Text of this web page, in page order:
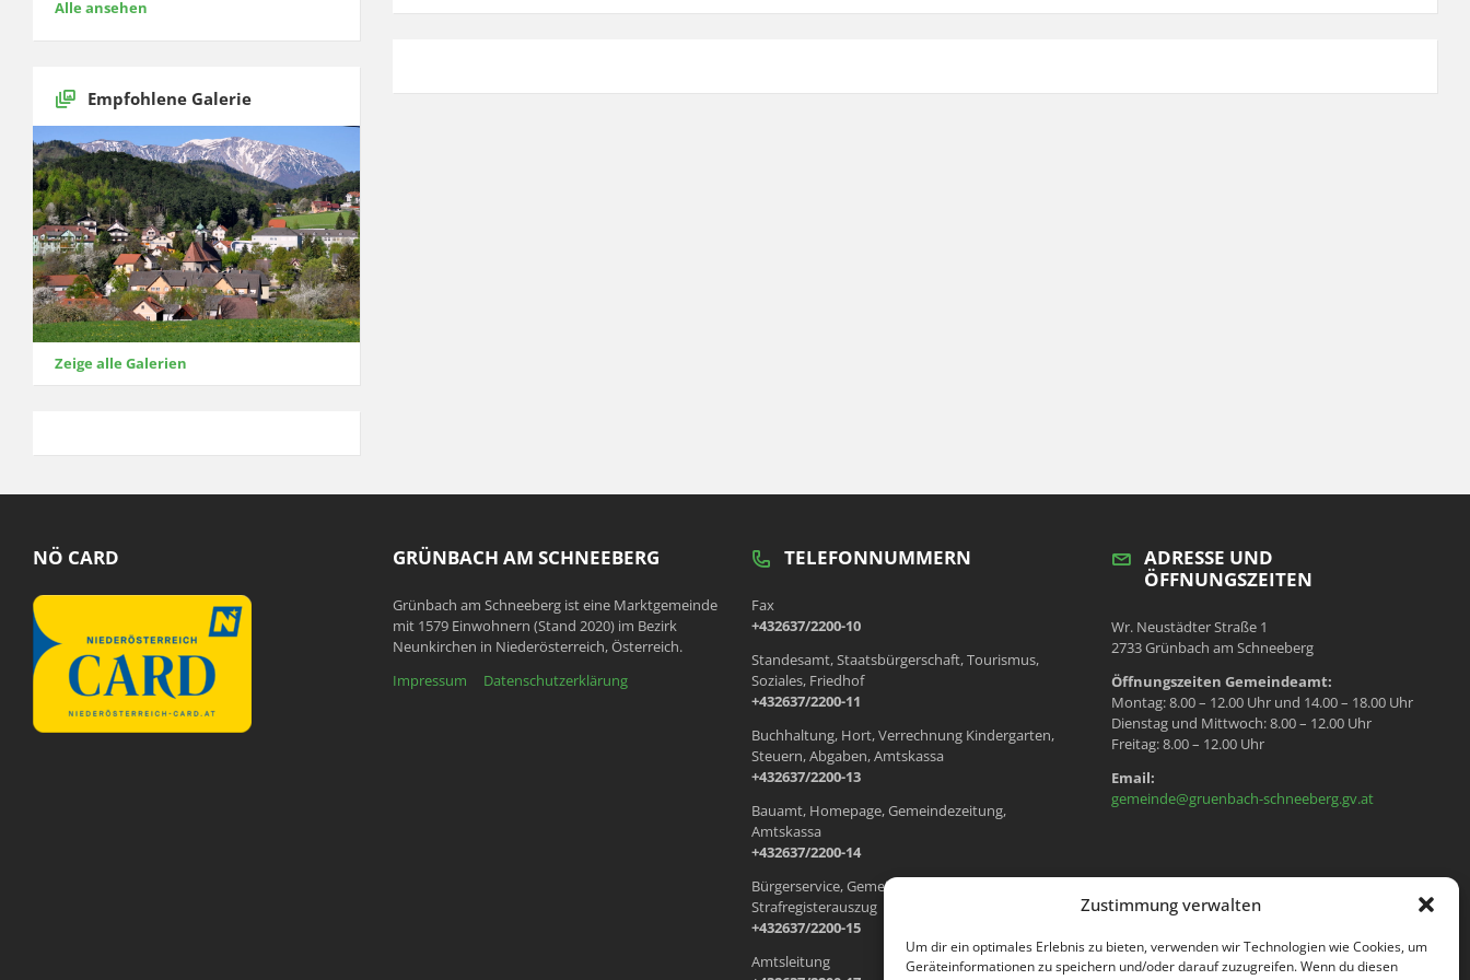
Zustimmung verwalten
Um dir ein optimales Erlebnis zu bieten, verwenden wir Technologien wie Cookies, um
Geräteinformationen zu speichern und/oder darauf zuzugreifen. Wenn du diesen
Alle ansehen
Empfohlene Galerie
Zeige alle Galerien
NÖ CARD GRÜNBACH AM SCHNEEBERG
Grünbach am Schneeberg ist eine Marktgemeinde
mit 1579 Einwohnern (Stand 2020) im Bezirk
Neunkirchen in Niederösterreich, Österreich.
Impressum
Datenschutzerklärung
TELEFONNUMMERN
Fax
+432637/2200-10
Standesamt, Staatsbürgerschaft, Tourismus,
Soziales, Friedhof
+432637/2200-11
Buchhaltung, Hort, Verrechnung Kindergarten,
Steuern, Abgaben, Amtskassa
+432637/2200-13
Bauamt, Homepage, Gemeindezeitung,
Amtskassa
+432637/2200-14
Bürgerservice, Gemeindewohnungen, Meldeamt,
Strafregisterauszug
+432637/2200-15
Amtsleitung
ADRESSE UND
ÖFFNUNGSZEITEN
Wr. Neustädter Straße 1
2733 Grünbach am Schneeberg
Öffnungszeiten Gemeindeamt:
Montag: 8.00 – 12.00 Uhr und 14.00 – 18.00 Uhr
Dienstag und Mittwoch: 8.00 – 12.00 Uhr
Freitag: 8.00 – 12.00 Uhr
Email:
gemeinde@gruenbach-schneeberg.gv.at